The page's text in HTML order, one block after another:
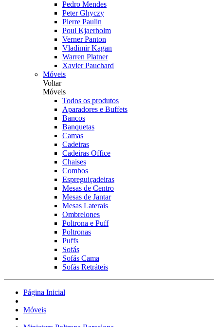
Pedro Mendes
Peter Ghyczy
Pierre Paulin
Poul Kjaerholm
Verner Panton
Vladimir Kagan
Warren Platner
Xavier Pauchard
Móveis
Voltar
Móveis
Todos os produtos
Aparadores e Buffets
Bancos
Banquetas
Camas
Cadeiras
Cadeiras Office
Chaises
Combos
Espreguiçadeiras
Mesas de Centro
Mesas de Jantar
Mesas Laterais
Ombrelones
Poltrona e Puff
Poltronas
Puffs
Sofás
Sofás Cama
Sofás Retráteis
Página Inicial
Móveis